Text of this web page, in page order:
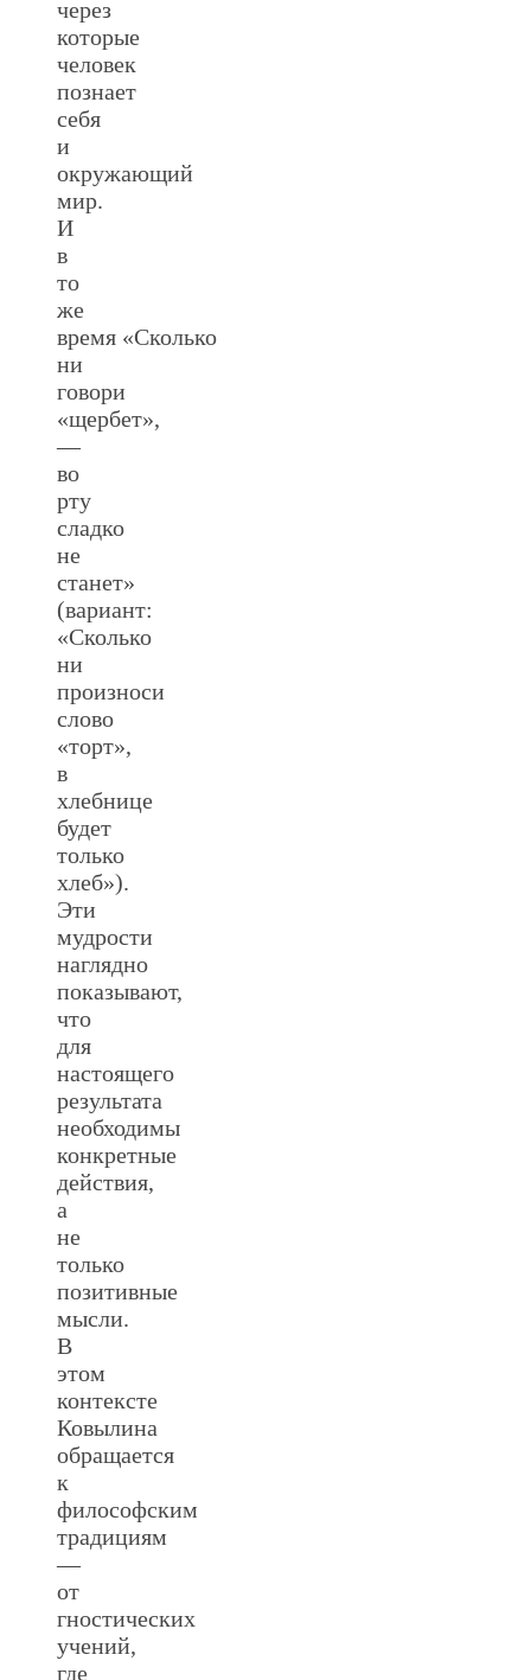
через
которые
человек
познает
себя
и
окружающий
мир.
И
в
то
же
время «Сколько
ни
говори
«щербет»,
—
во
рту
сладко
не
станет»
(вариант:
«Сколько
ни
произноси
слово
«торт»,
в
хлебнице
будет
только
хлеб»).
Эти
мудрости
наглядно
показывают,
что
для
настоящего
результата
необходимы
конкретные
действия,
а
не
только
позитивные
мысли.
В
этом
контексте
Ковылина
обращается
к
философским
традициям
—
от
гностических
учений,
где